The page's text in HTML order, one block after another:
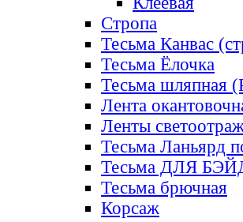
Стропа
Тесьма Канвас
Тесьма Ёлочка
Тесьма шляпная
Лента
Ленты
Тесьма Ланьярд
Тесьма ДЛЯ
Тесьма брючная
Корсаж